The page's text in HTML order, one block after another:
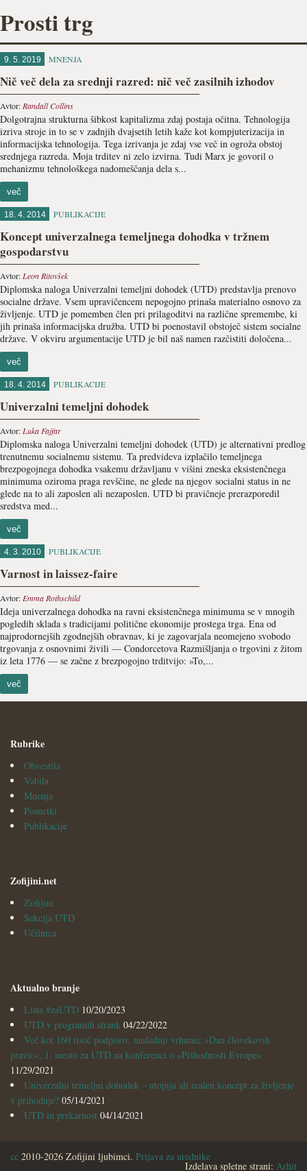
Prosti trg
9. 5. 2019 MNENJA
Nič več dela za srednji razred: nič več zasilnih izhodov
Avtor: Randall Collins
Dolgotrajna strukturna šibkost kapitalizma zdaj postaja oči­tna. Tehnologija
izriva stroje in to se v zadnjih dvajsetih letih kaže kot kompjuterizacija in
informacijska tehnologija. Tega izrivanja je zdaj vse več in ogroža obstoj
srednjega razreda. Moja trditev ni zelo izvirna. Tudi Marx je govoril o
mehanizmu tehnološkega nadomeščanja dela s...
več
18. 4. 2014 PUBLIKACIJE
Koncept univerzalnega temeljnega dohodka v tržnem
gospodarstvu
Avtor: Leon Ritovšek
Diplomska naloga Univerzalni temeljni dohodek (UTD) predstavlja prenovo
socialne države. Vsem upravičencem nepogojno prinaša materialno osnovo za
življenje. UTD je pomemben člen pri prilagoditvi na različne spremembe, ki
jih prinaša informacijska družba. UTD bi poenostavil obstoječ sistem socialne
države. V okviru argumentacije UTD je bil naš namen razčistiti določena...
več
18. 4. 2014 PUBLIKACIJE
Univerzalni temeljni dohodek
Avtor: Luka Fajfar
Diplomska naloga Univerzalni temeljni dohodek (UTD) je alternativni predlog
trenutnemu socialnemu sistemu. Ta predvideva izplačilo temeljnega
brezpogojnega dohodka vsakemu državljanu v višini zneska eksistenčnega
minimuma oziroma praga revščine, ne glede na njegov socialni status in ne
glede na to ali zaposlen ali nezaposlen. UTD bi pravičneje prerazporedil
sredstva med...
več
4. 3. 2010 PUBLIKACIJE
Varnost in laissez-faire
Avtor: Emma Rothschild
Ideja univerzalnega dohodka na ravni eksistenčnega minimuma se v mnogih
pogledih sklada s tradicijami politične ekonomije prostega trga. Ena od
najprodornejših zgodnejših obravnav, ki je zagovarjala neomejeno svobodo
trgovanja z osnovnimi živili — Condorcetova Razmišljanja o trgovini z žitom
iz leta 1776 — se začne z brezpogojno trditvijo: »To,...
več
Rubrike
Obvestila
Vabila
Mnenja
Posnetki
Publikacije
Zofijini.net
Zofijini
Sekcija UTD
Učilnica
Aktualno branje
Lista #zaUTD 10/20/2023
UTD v programih strank 04/22/2022
Več kot 160 tisoč podpisov, naslednji vrhunec »Dan človekovih
pravic«, 1. mesto za UTD na konferenci o »Prihodnosti Evrope«
11/29/2021
Univerzalni temeljni dohodek – utopija ali realen koncept za življenje
v prihodnje? 05/14/2021
UTD in prekarnost 04/14/2021
cc 2010-2026 Zofijini ljubimci. Prijava za urednike
Izdelava spletne strani: Arhit